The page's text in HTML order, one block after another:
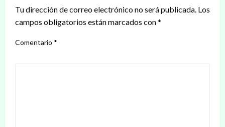
Tu dirección de correo electrónico no será publicada. Los
campos obligatorios están marcados con*
Comentario *